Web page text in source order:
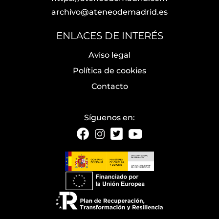
archivo@ateneodemadrid.es
ENLACES DE INTERÉS
Aviso legal
Política de cookies
Contacto
Síguenos en: